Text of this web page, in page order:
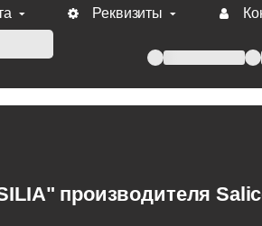
Реквизиты
Forme при оплате по счету.
производителя